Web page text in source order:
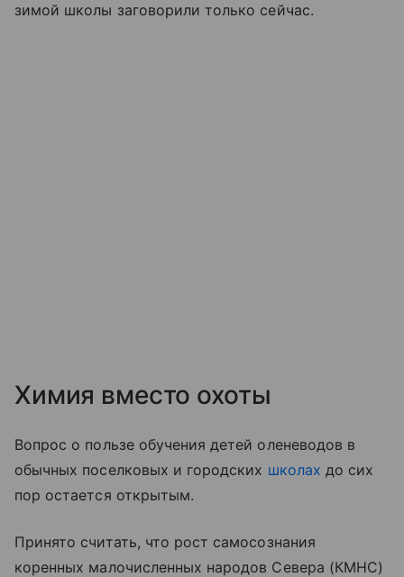
зимой школы заговорили только сейчас.
Химия вместо охоты
Вопрос о пользе обучения детей оленеводов в
обычных поселковых и городских школах до сих
пор остается открытым.
Принято считать, что рост самосознания
коренных малочисленных народов Севера (КМНС)